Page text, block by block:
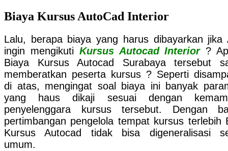
Biaya Kursus AutoCad Interior
Lalu, berapa biaya yang harus dibayarkan jika
ingin mengikuti Kursus Autocad Interior?
Biaya Kursus Autocad Surabaya tersebut
memberatkan peserta kursus ? Seperti
di atas, mengingat soal biaya ini banyak
yang haus dikaji sesuai dengan
penyelenggara kursus tersebut. Dengan
pertimbangan pengelola tempat kursus terlebih
Kursus Autocad tidak bisa digeneralisasi
umum.